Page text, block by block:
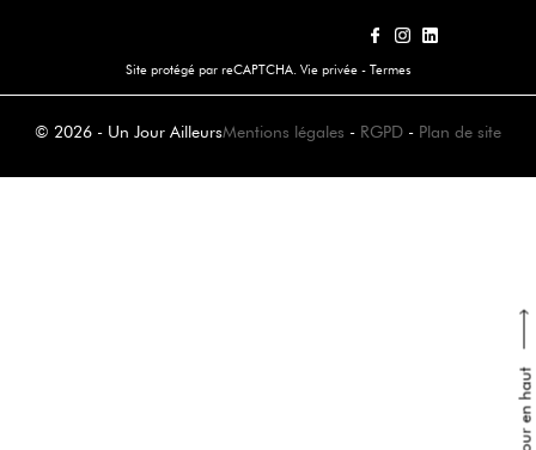
Retour en haut
Site protégé par reCAPTCHA. Vie privée - Termes
© 2026 - Un Jour AilleursMentions légales - RGPD - Plan de site